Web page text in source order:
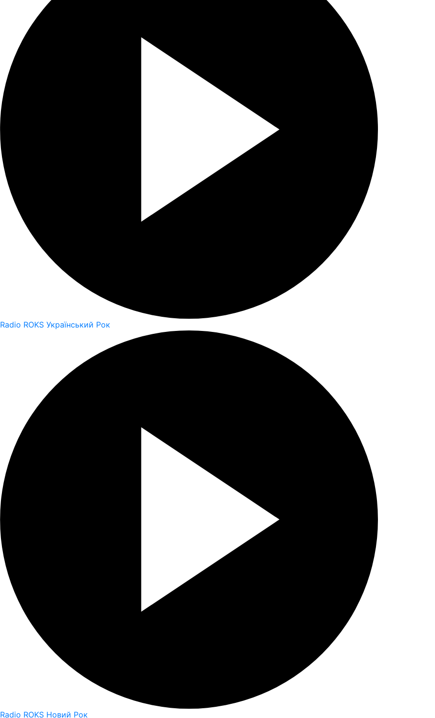
Radio ROKS Український Рок
Radio ROKS Новий Рок